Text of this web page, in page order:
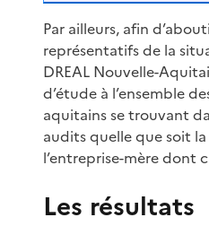
Par ailleurs, afin
représentatifs de la
DREAL Nouvelle-
d’étude à l’ensemble
aquitains se trouvant
audits quelle que soit
l’entreprise-mère dont
Les résultats